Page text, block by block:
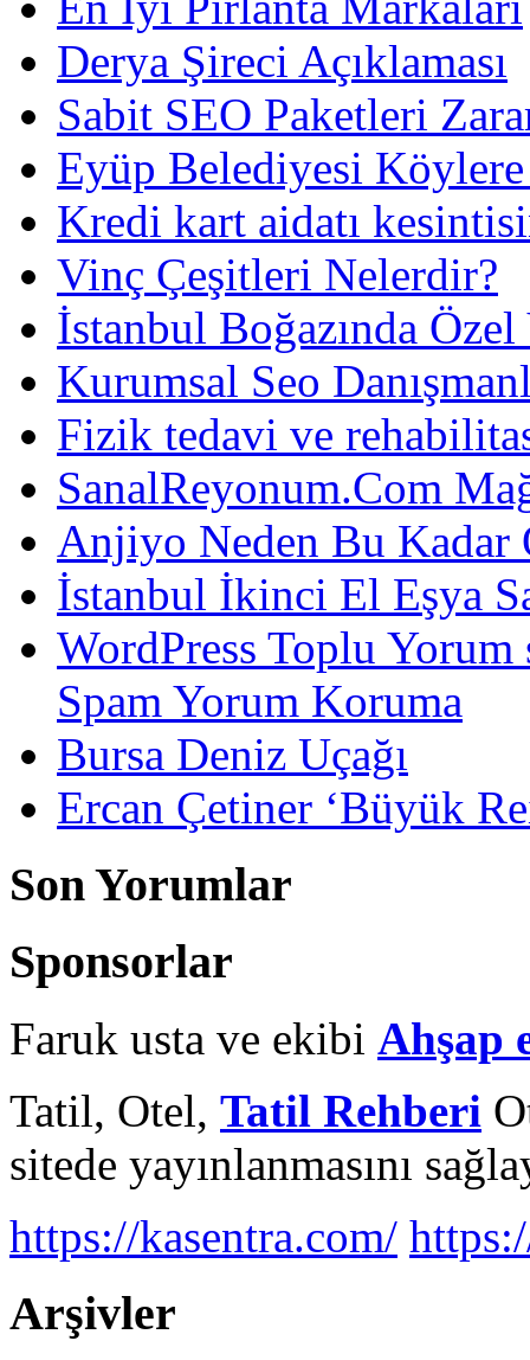
Derya Şireci Açıklaması
Sabit SEO Paketleri
Eyüp Belediyesi
Kredi kart aidatı
Vinç Çeşitleri Nelerdir?
İstanbul Boğazında
Kurumsal Seo
Fizik tedavi ve
SanalReyonum.Com
Anjiyo Neden Bu Kadar
İstanbul İkinci El Eşya
WordPress Toplu
Spam Yorum Koruma
Bursa Deniz Uçağı
Ercan Çetiner ‘Büyük
Son Yorumlar
Sponsorlar
Faruk usta ve ekibi Ahşap
Tatil, Otel, Tatil Rehberi
sitede yayınlanmasını
https://kasentra.com/
Arşivler